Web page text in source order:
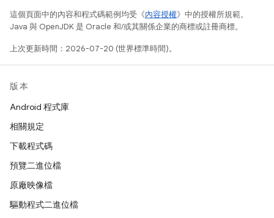
這個頁面中的內容和程式碼範例均受《內容授權》中的授權所規範。
Java 與 OpenJDK 是 Oracle 和/或其關係企業的商標或註冊商標。
上次更新時間：2026-07-20 (世界標準時間)。
版本
Android 程式庫
相關規定
下載程式碼
預覽二進位檔
原廠映像檔
驅動程式二進位檔